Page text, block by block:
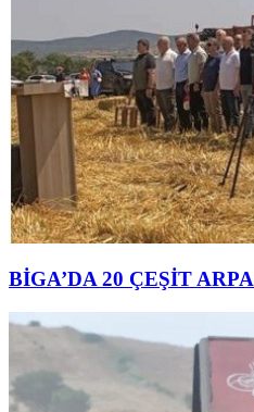
BİGA’DA 20 ÇEŞİT